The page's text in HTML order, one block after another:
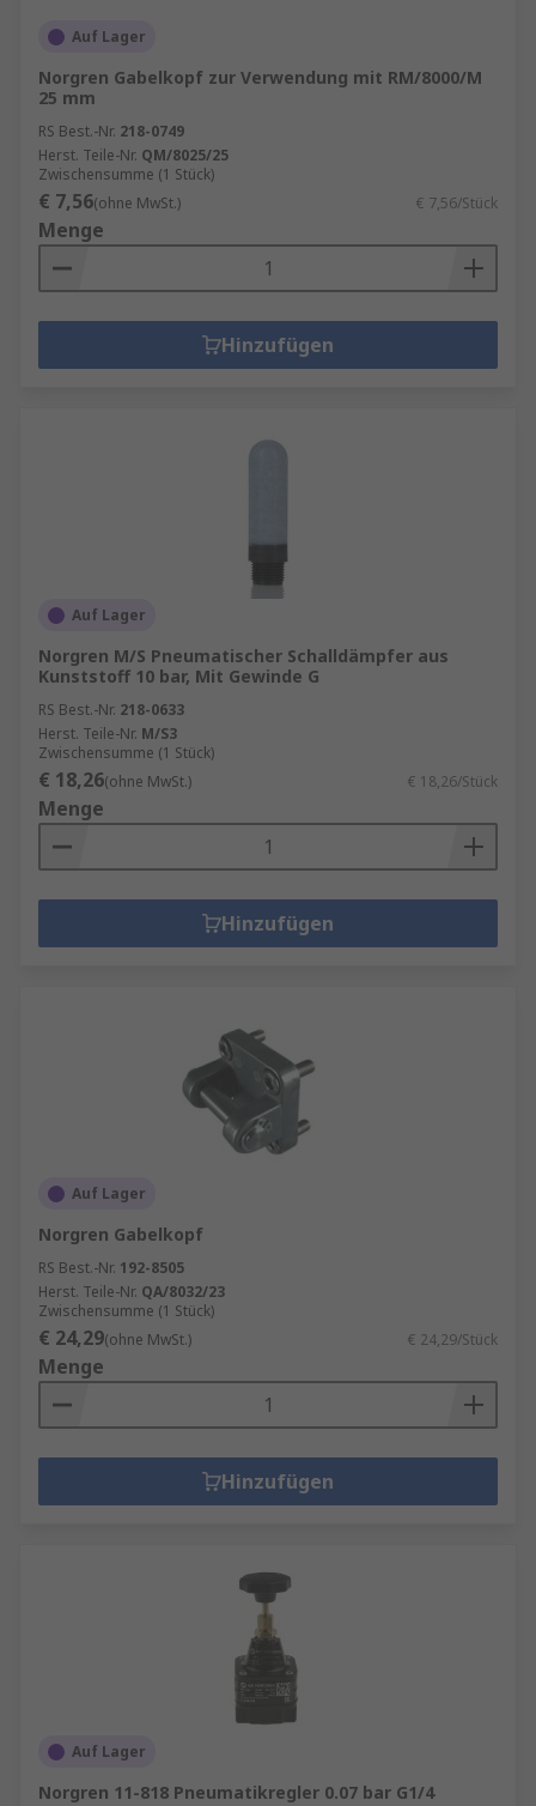
Auf Lager
Norgren Gabelkopf zur Verwendung mit RM/8000/M
25 mm
RS Best.-Nr. 218-0749
Herst. Teile-Nr. QM/8025/25
Zwischensumme (1 Stück)
€ 7,56(ohne MwSt.) € 7,56/Stück
Menge
Hinzufügen
Auf Lager
Norgren M/S Pneumatischer Schalldämpfer aus
Kunststoff 10 bar, Mit Gewinde G
RS Best.-Nr. 218-0633
Herst. Teile-Nr. M/S3
Zwischensumme (1 Stück)
€ 18,26(ohne MwSt.) € 18,26/Stück
Menge
Hinzufügen
Auf Lager
Norgren Gabelkopf
RS Best.-Nr. 192-8505
Herst. Teile-Nr. QA/8032/23
Zwischensumme (1 Stück)
€ 24,29(ohne MwSt.) € 24,29/Stück
Menge
Hinzufügen
Auf Lager
Norgren 11-818 Pneumatikregler 0.07 bar G1/4